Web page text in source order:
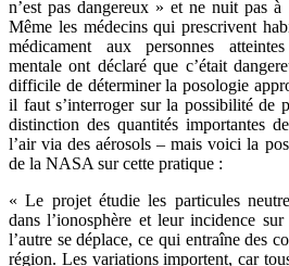
n’est pas dangereux » et ne nuit pas
Même les médecins qui prescrivent
médicament aux personnes
mentale ont déclaré que c’était
difficile de déterminer la posologie
il faut s’interroger sur la possibilité de
distinction des quantités importantes
l’air via des aérosols – mais voici la
de la NASA sur cette pratique :
« Le projet étudie les particules
dans l’ionosphère et leur incidence
l’autre se déplace, ce qui entraîne des
région. Les variations importent, car